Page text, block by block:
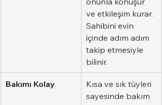
ve etkileşim kurar.
Sahibini evin
içinde adım adım
takip etmesiyle
bilinir.
Bakımı Kolay
Kısa ve sık tüyleri
sayesinde bakım